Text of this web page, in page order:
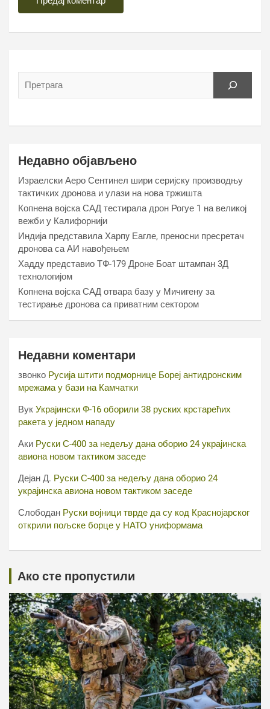
Недавно објављено
Израелски Аеро Сентинел шири серијску производњу
тактичких дронова и улази на нова тржишта
Копнена војска САД тестирала дрон Рогуе 1 на великој
вежби у Калифорнији
Индија представила Харпy Еагле, преносни пресретач
дронова са АИ навођењем
Хаддy представио ТФ-179 Дроне Боат штампан 3Д
технологијом
Копнена војска САД отвара базу у Мичигену за
тестирање дронова са приватним сектором
Недавни коментари
звонко Русија штити подморнице Бореј антидронским
мрежама у бази на Камчатки
Вук Украјински Ф-16 оборили 38 руских крстарећих
ракета у једном нападу
Аки Руски С-400 за недељу дана оборио 24 украјинска
авиона новом тактиком заседе
Дејан Д. Руски С-400 за недељу дана оборио 24
украјинска авиона новом тактиком заседе
Слободан Руски војници тврде да су код Краснојарског
открили пољске борце у НАТО униформама
Ако сте пропустили